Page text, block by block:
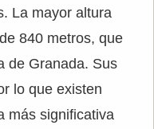
La mayor altura
840 metros, que
de Granada. Sus
lo que existen
más significativa